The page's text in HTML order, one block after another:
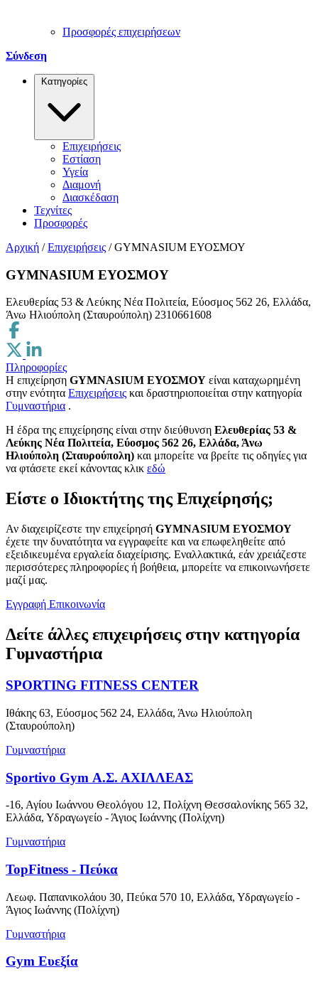
Προσφορές επιχειρήσεων
Σύνδεση
Κατηγορίες
Επιχειρήσεις
Εστίαση
Υγεία
Διαμονή
Διασκέδαση
Τεχνίτες
Προσφορές
Αρχική / Επιχειρήσεις / GYMNASIUM ΕΥΟΣΜΟΥ
GYMNASIUM ΕΥΟΣΜΟΥ
Ελευθερίας 53 & Λεύκης Νέα Πολιτεία, Εύοσμος 562 26, Ελλάδα,
Άνω Ηλιούπολη (Σταυρούπολη) 2310661608
Πληροφορίες
Η επιχείρηση GYMNASIUM ΕΥΟΣΜΟΥ είναι καταχωρημένη
στην ενότητα Επιχειρήσεις και δραστηριοποιείται στην κατηγορία
Γυμναστήρια .
H έδρα της επιχείρησης είναι στην διεύθυνση Ελευθερίας 53 &
Λεύκης Νέα Πολιτεία, Εύοσμος 562 26, Ελλάδα, Άνω
Ηλιούπολη (Σταυρούπολη) και μπορείτε να βρείτε τις οδηγίες για
να φτάσετε εκεί κάνοντας κλικ εδώ
Είστε ο Ιδιοκτήτης της Επιχείρησής;
Αν διαχειρίζεστε την επιχείρησή GYMNASIUM ΕΥΟΣΜΟΥ
έχετε την δυνατότητα να εγγραφείτε και να επωφεληθείτε από
εξειδικευμένα εργαλεία διαχείρισης. Εναλλακτικά, εάν χρειάζεστε
περισσότερες πληροφορίες ή βοήθεια, μπορείτε να επικοινωνήσετε
μαζί μας.
Εγγραφή Επικοινωνία
Δείτε άλλες επιχειρήσεις στην κατηγορία
Γυμναστήρια
SPORTING FITNESS CENTER
Ιθάκης 63, Εύοσμος 562 24, Ελλάδα, Άνω Ηλιούπολη
(Σταυρούπολη)
Γυμναστήρια
Sportivo Gym Α.Σ. ΑΧΙΛΛΕΑΣ
-16, Αγίου Ιωάννου Θεολόγου 12, Πολίχνη Θεσσαλονίκης 565 32,
Ελλάδα, Υδραγωγείο - Άγιος Ιωάννης (Πολίχνη)
Γυμναστήρια
TopFitness - Πεύκα
Λεωφ. Παπανικολάου 30, Πεύκα 570 10, Ελλάδα, Υδραγωγείο -
Άγιος Ιωάννης (Πολίχνη)
Γυμναστήρια
Gym Ευεξία